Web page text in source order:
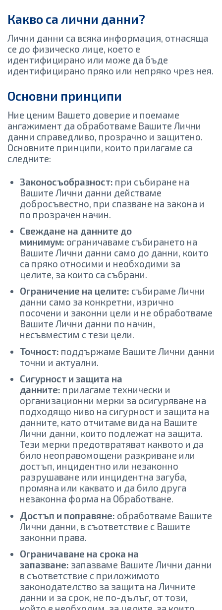
Какво са лични данни?
Лични данни са всяка информация, отнасяща
се до физическо лице, което е
идентифицирано или може да бъде
идентифицирано пряко или непряко чрез нея.
Основни принципи
Ние ценим Вашето доверие и поемаме
ангажимент да обработваме Вашите Лични
данни справедливо, прозрачно и защитено.
Основните принципи, които прилагаме са
следните:
Законосъобразност: при събиране на
Вашите Лични данни действаме
добросъвестно, при спазване на закона и
по прозрачен начин.
Свеждане на данните до
минимум: ограничаваме събирането на
Вашите Лични данни само до данни, които
са пряко относими и необходими за
целите, за които са събрани.
Ограничение на целите: събираме Лични
данни само за конкретни, изрично
посочени и законни цели и не обработваме
Вашите Лични данни по начин,
несъвместим с тези цели.
Точност: поддържаме Вашите Лични данни
точни и актуални.
Сигурност и защита на
данните: прилагаме технически и
организационни мерки за осигуряване на
подходящо ниво на сигурност и защита на
данните, като отчитаме вида на Вашите
Лични данни, които подлежат на защита.
Тези мерки предотвратяват каквото и да
било неоправомощени разкриване или
достъп, инцидентно или незаконно
разрушаване или инцидентна загуба,
промяна или каквато и да било друга
незаконна форма на Обработване.
Достъп и поправяне: обработваме Вашите
Лични данни, в съответствие с Вашите
законни права.
Ограничаване на срока на
запазване: запазваме Вашите Лични данни
в съответствие с приложимото
законодателство за защита на Личните
данни и за срок, не по-дълъг, от този,